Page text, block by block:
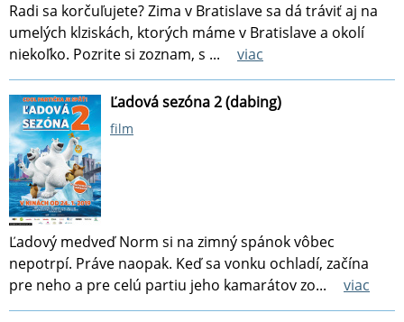
Radi sa korčuľujete? Zima v Bratislave sa dá tráviť aj na
umelých klziskách, ktorých máme v Bratislave a okolí
niekoľko. Pozrite si zoznam, s ...
viac
Ľadová sezóna 2 (dabing)
film
Ľadový medveď Norm si na zimný spánok vôbec
nepotrpí. Práve naopak. Keď sa vonku ochladí, začína
pre neho a pre celú partiu jeho kamarátov zo...
viac